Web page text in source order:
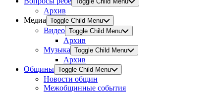
Архив
Медиа Toggle Child Menu
Видео Toggle Child Menu
Архив
Музыка Toggle Child Menu
Архив
Общины Toggle Child Menu
Новости общин
Межобщинные события